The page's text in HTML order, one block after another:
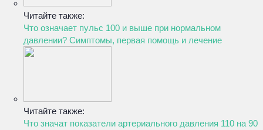
Читайте также:
Что означает пульс 100 и выше при нормальном
давлении? Симптомы, первая помощь и лечение
Читайте также:
Что значат показатели артериального давления 110 на 90